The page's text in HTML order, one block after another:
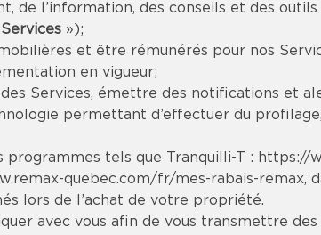
de l’information, des conseils et des
Services »);
et être rémunérés pour nos
en vigueur;
des Services, émettre des notifications et
permettant d’effectuer du
programmes tels que Tranquilli-T : https://
quebec.com/fr/mes-rabais-remax,
lors de l’achat de votre propriété.
avec vous afin de vous transmettre